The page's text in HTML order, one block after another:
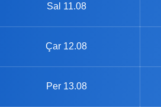
Sal 11.08
Çar 12.08
Per 13.08